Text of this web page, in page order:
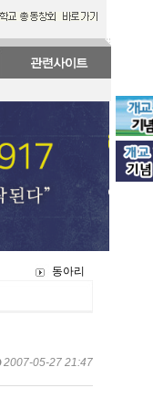
동아리
2007-05-27 21:47